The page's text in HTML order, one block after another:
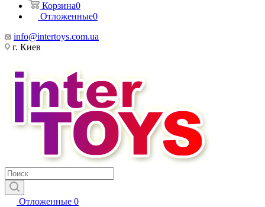
Корзина0
Отложенные0
info@intertoys.com.ua
г. Киев
Отложенные 0